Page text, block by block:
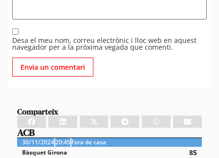
Desa el meu nom, correu electrònic i lloc web en aquest
navegador per a la pròxima vegada que comenti.
Comparteix
ACB
30/11/202420:45Fora de casa
Bàsquet Girona
85